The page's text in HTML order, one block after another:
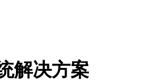
解决方案